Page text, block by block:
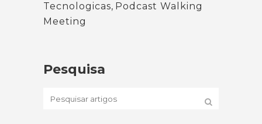
Tecnologicas, Podcast Walking
Meeting
Pesquisa